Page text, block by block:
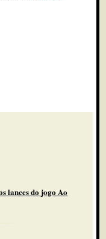
lances do jogo Ao